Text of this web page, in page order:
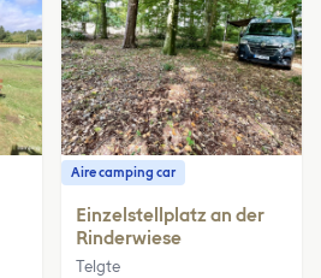
Aire camping car
Einzelstellplatz an der
Rinderwiese
Telgte